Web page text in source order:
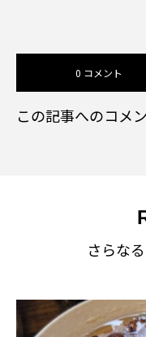
0 コメント
この記事へのコメ
さらな